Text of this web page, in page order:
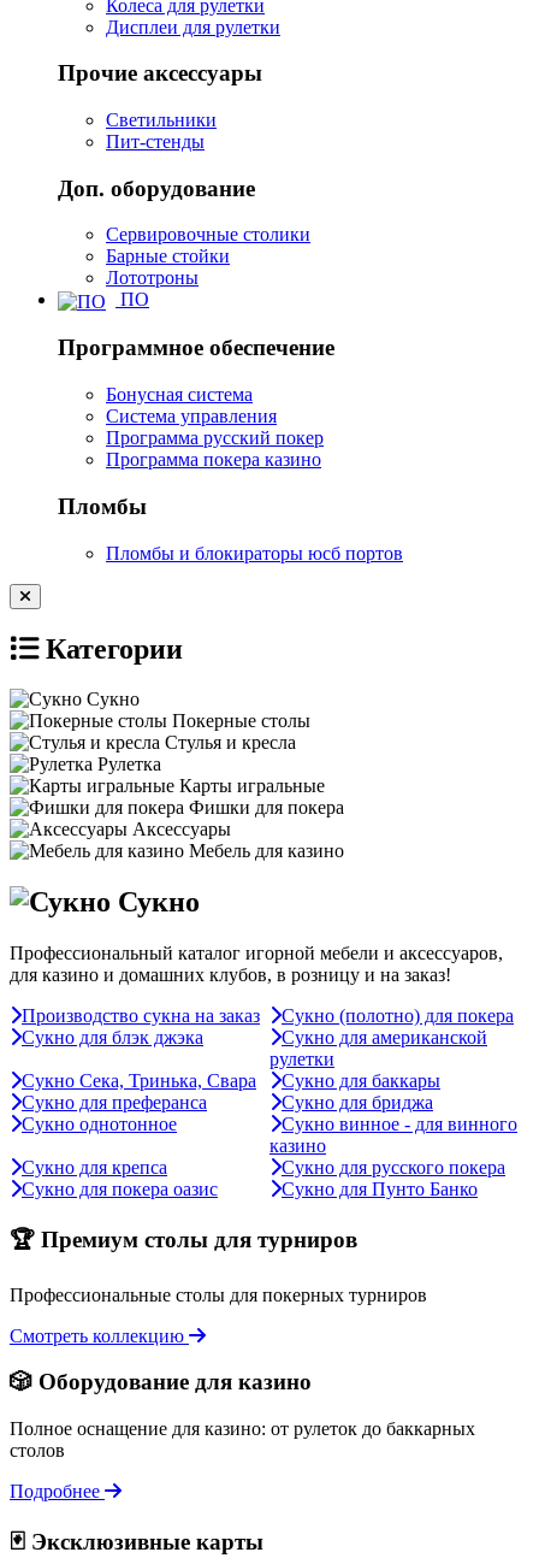
Колеса для рулетки
Дисплеи для рулетки
Прочие аксессуары
Светильники
Пит-стенды
Доп. оборудование
Сервировочные столики
Барные стойки
Лототроны
ПО
Программное обеспечение
Бонусная система
Система управления
Программа русский покер
Программа покера казино
Пломбы
Пломбы и блокираторы юсб портов
Категории
Сукно
Покерные столы
Стулья и кресла
Рулетка
Карты игральные
Фишки для покера
Аксессуары
Мебель для казино
Сукно
Профессиональный каталог игорной мебели и аксессуаров,
для казино и домашних клубов, в розницу и на заказ!
Производство сукна на заказ
Сукно (полотно) для покера
Сукно для блэк джэка
Сукно для американской
рулетки
Сукно Сека, Тринька, Свара
Сукно для баккары
Сукно для преферанса
Сукно для бриджа
Сукно однотонное
Сукно винное - для винного
казино
Сукно для крепса
Сукно для русского покера
Сукно для покера оазис
Сукно для Пунто Банко
🏆 Премиум столы для турниров
Профессиональные столы для покерных турниров
Смотреть коллекцию
🎲 Оборудование для казино
Полное оснащение для казино: от рулеток до баккарных
столов
Подробнее
🃏 Эксклюзивные карты